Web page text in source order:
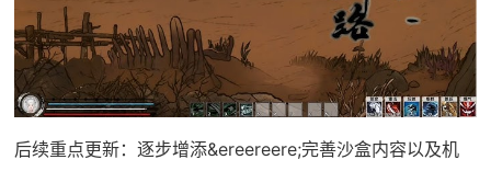
后续重点更新：逐步增添&ereereere;完善沙盒内容以及机